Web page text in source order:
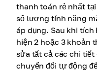
thanh toán rẻ nhất
số lượng tính năng
áp dụng. Sau khi
hiện 2 hoặc 3 khoản
sửa tất cả các chi
chuyển đổi tự động